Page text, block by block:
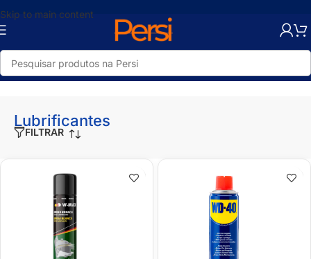
Skip to main content
Início/Loja/Utilidades/Pequenos Reparos/Lubrificantes
Lubrificantes
FILTRAR